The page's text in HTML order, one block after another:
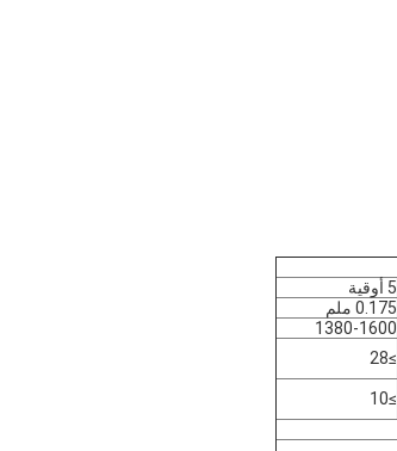
5 أوقية
0.175 ملم
1380-1600
≥28
≥10